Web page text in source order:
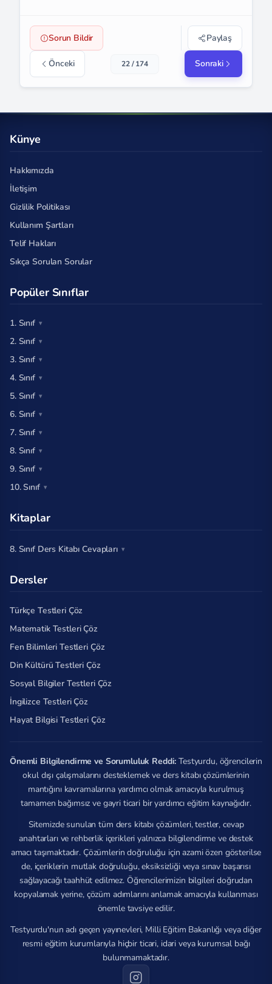
Sorun Bildir Paylaş
Önceki 22 / 174 Sonraki
Künye
Hakkımızda
İletişim
Gizlilik Politikası
Kullanım Şartları
Telif Hakları
Sıkça Sorulan Sorular
Popüler Sınıflar
1. Sınıf
2. Sınıf
3. Sınıf
4. Sınıf
5. Sınıf
6. Sınıf
7. Sınıf
8. Sınıf
9. Sınıf
10. Sınıf
Kitaplar
8. Sınıf Ders Kitabı Cevapları
Dersler
Türkçe Testleri Çöz
Matematik Testleri Çöz
Fen Bilimleri Testleri Çöz
Din Kültürü Testleri Çöz
Sosyal Bilgiler Testleri Çöz
İngilizce Testleri Çöz
Hayat Bilgisi Testleri Çöz
Önemli Bilgilendirme ve Sorumluluk Reddi: Testyurdu, öğrencilerin
okul dışı çalışmalarını desteklemek ve ders kitabı çözümlerinin
mantığını kavramalarına yardımcı olmak amacıyla kurulmuş
tamamen bağımsız ve gayri ticari bir yardımcı eğitim kaynağıdır.
Sitemizde sunulan tüm ders kitabı çözümleri, testler, cevap
anahtarları ve rehberlik içerikleri yalnızca bilgilendirme ve destek
amacı taşımaktadır. Çözümlerin doğruluğu için azami özen gösterilse
de, içeriklerin mutlak doğruluğu, eksiksizliği veya sınav başarısı
sağlayacağı taahhüt edilmez. Öğrencilerimizin bilgileri doğrudan
kopyalamak yerine, çözüm adımlarını anlamak amacıyla kullanması
önemle tavsiye edilir.
Testyurdu'nun adı geçen yayınevleri, Milli Eğitim Bakanlığı veya diğer
resmi eğitim kurumlarıyla hiçbir ticari, idari veya kurumsal bağı
bulunmamaktadır.